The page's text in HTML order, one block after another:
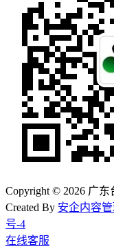
Copyright © 2026 广东
Created By 安企内容
号-4
在线客服